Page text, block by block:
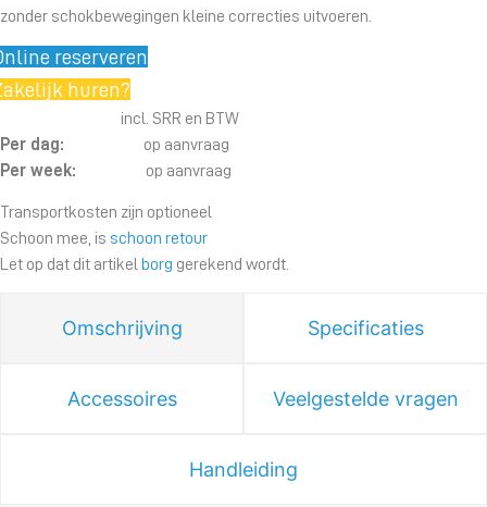
zonder schokbewegingen kleine correcties uitvoeren.
reserveren
huren?
incl. SRR en BTW
Per dag:
op aanvraag
Per week:
op aanvraag
Transportkosten zijn optioneel
Schoon mee, is schoon retour
Let op dat dit artikel
borg gerekend wordt.
Omschrijving Specificaties
Accessoires Veelgestelde vragen
Handleiding